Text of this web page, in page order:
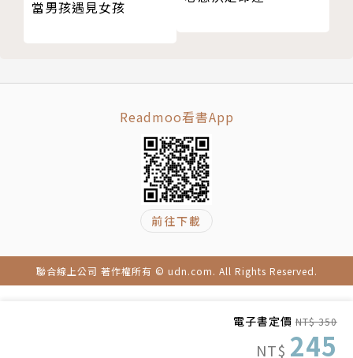
電子書定價 NT$ 350
NT$ 245
從混沌未明走向成功圓夢，永遠期待著一個更有挑戰性
的人生 ◎葉淑華【1985年次‧離職圓夢中】
設計工作、馬拉松、北港媽祖廟抬轎，在生活與工作中
平衡而專注地走下去 ◎出外人【1979年次‧平面美
台北市最窮的資本家：期待為這片土地注入更多能量與
視野 ◎藍士博【1982年次‧社會運動者】
一圓電影夢 ◎熊妤璇【1982年次‧獨立片商主管】
成功訣竅：做的比人家交代的多很多──以拼命三郎之
蛤？暖暖包與羽絨衣？在低溫台北打拼的南台灣「珊珊
當男孩遇見女孩
Readmoo看書App
前往下載
聯合線上公司 著作權所有 © udn.com. All Rights Reserved.